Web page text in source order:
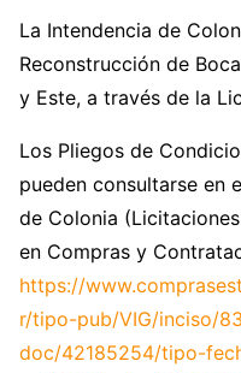
La Intendencia de
Reconstrucción de
y Este, a través de la
Los Pliegos de
pueden consultarse en
de Colonia
en Compras y
https://
r/tipo-pub/VIG/inciso/
doc/42185254/tipo-